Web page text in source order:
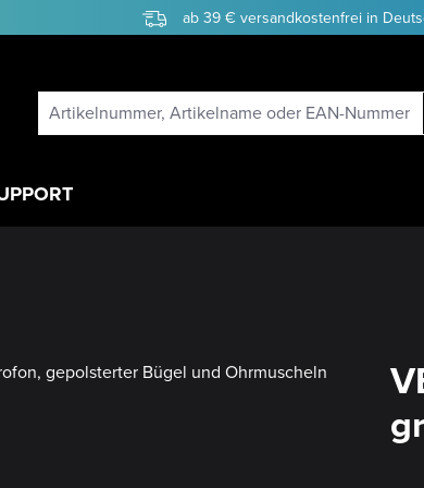
ab 39 € versandkostenfrei in